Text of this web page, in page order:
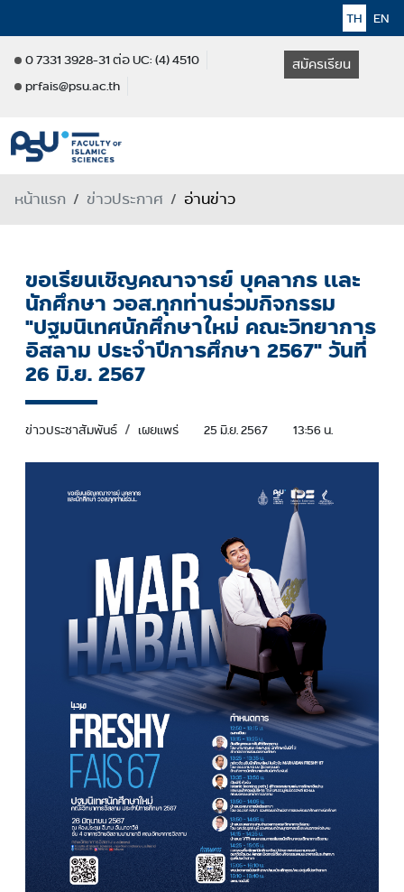
TH EN
0 7331 3928-31 ต่อ UC: (4) 4510
prfais@psu.ac.th
สมัครเรียน
หน้าแรก ข่าวประกาศ อ่านข่าว
ขอเรียนเชิญคณาจารย์ บุคลากร เเละ
นักศึกษา วอส.ทุกท่านร่วมกิจกรรม
"ปฐมนิเทศนักศึกษาใหม่ คณะวิทยาการ
อิสลาม ประจำปีการศึกษา 2567" วันที่
26 มิ.ย. 2567
ข่าวประชาสัมพันธ์ เผยแพร่ 25 มิ.ย. 2567 13:56 น.